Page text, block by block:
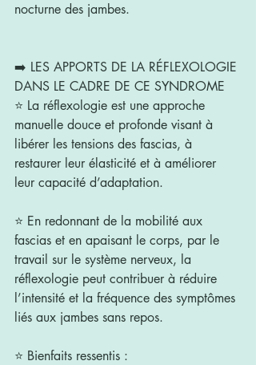
nocturne des jambes.
➡️ LES APPORTS DE LA RÉFLEXOLOGIE
DANS LE CADRE DE CE SYNDROME
⭐️ La réflexologie est une approche
manuelle douce et profonde visant à
libérer les tensions des fascias, à
restaurer leur élasticité et à améliorer
leur capacité d’adaptation.
⭐️ En redonnant de la mobilité aux
fascias et en apaisant le corps, par le
travail sur le système nerveux, la
réflexologie peut contribuer à réduire
l’intensité et la fréquence des symptômes
liés aux jambes sans repos.
⭐️ Bienfaits ressentis :